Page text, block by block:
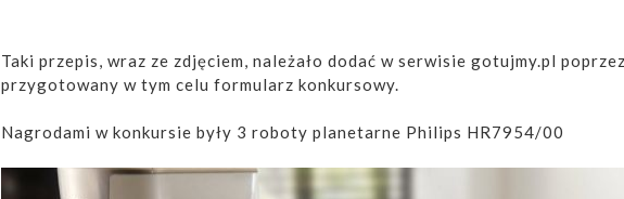
Taki przepis, wraz ze zdjęciem, należało dodać w serwisie gotujmy.pl poprzez
przygotowany w tym celu formularz konkursowy.
Nagrodami w konkursie były 3 roboty planetarne Philips HR7954/00